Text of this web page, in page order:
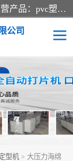
常州联宇机电自动化科技有限公司主营产品：pvc塑料焊机、高频热合机、软膜天花压边机、服装布料凹凸压花机、布料3d压印设备、服装植胶设备、超声波布料花边机、无纺布热合机、全自动压花机。
公司
型机 > 大压力海绵
合机
边机
机压标机
凹凸压花机